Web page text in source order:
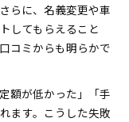
らに、名義変更や車
してもらえること
コミからも明らかで
額が低かった」「手
ます。こうした失敗